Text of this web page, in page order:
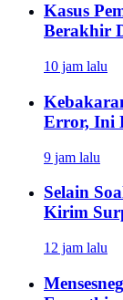
Kasus
Berakhir
10 jam lalu
Error, Ini
9 jam lalu
Selain
Kirim
12 jam lalu